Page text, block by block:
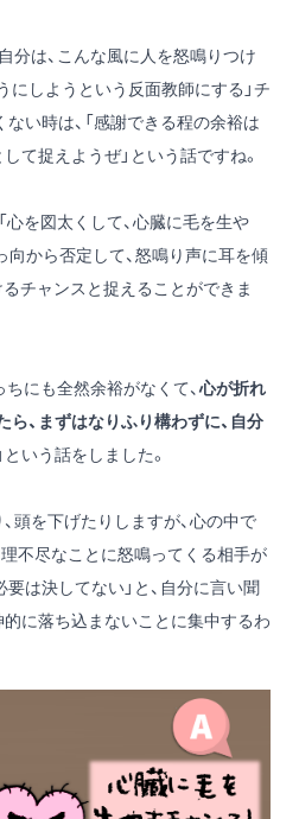
分は、こんな風に人を怒鳴りつけ
にしようという反面教師にする」チ
い時は、「感謝できる程の余裕は
て捉えようぜ」という話ですね。
心を図太くして、心臓に毛を生や
向から否定して、怒鳴り声に耳を傾
チャンスと捉えることができま
ちにも全然余裕がなくて、 心が折れ
、まずはなりふり構わずに、自分
」という話をしました。
頭を下げたりしますが、心の中で
不尽なことに怒鳴ってくる相手が
は決してない」と、自分に言い聞
的に落ち込まないことに集中するわ